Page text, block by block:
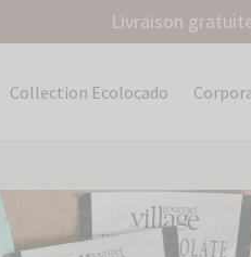
Livraison
Collection Ecolocado